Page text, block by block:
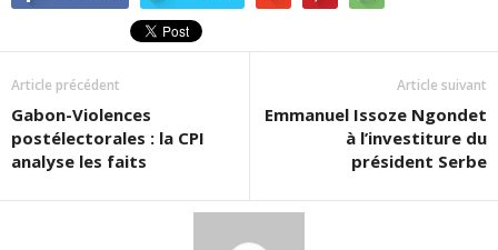
Article précédent
Gabon-Violences
postélectorales : la CPI
analyse les faits
Article suivant
Emmanuel Issoze Ngondet
à l’investiture du
président Serbe